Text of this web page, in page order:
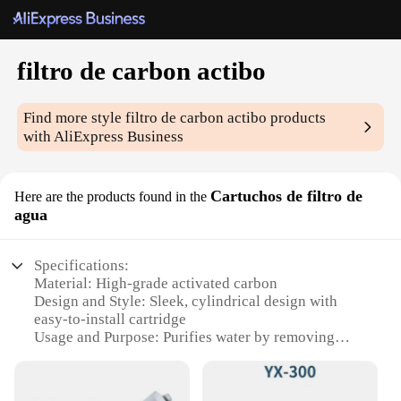
filtro de carbon actibo
Find more stylefiltro de carbon actibo products
with AliExpress Business
Here are the products found in the Cartuchos de filtro de
agua
Specifications:
Material: High-grade activated carbon
Design and Style: Sleek, cylindrical design with
easy-to-install cartridge
Usage and Purpose: Purifies water by removing
Performance and Property: High flow rate with
excellent filtration efficiency